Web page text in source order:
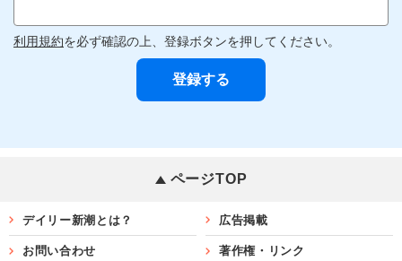
利用規約を必ず確認の上、登録ボタンを押してください。
ページTOP
デイリー新潮とは？ 広告掲載
お問い合わせ 著作権・リンク